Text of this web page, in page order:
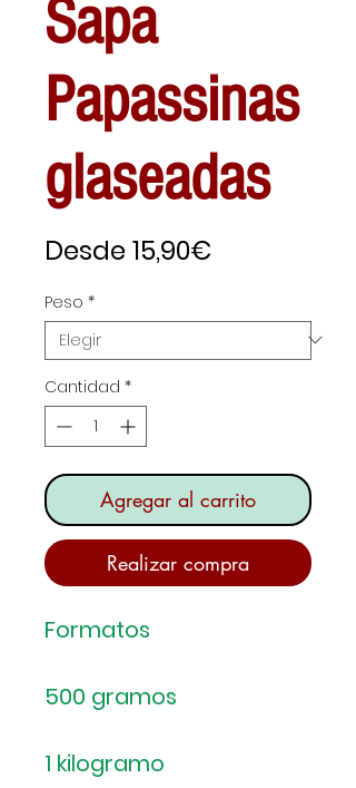
Sapa
Papassinas
glaseadas
Desde 15,90€
oferta
Peso *
Cantidad *
Agregar al carrito
Realizar compra
Formatos
500 gramos
1 kilogramo